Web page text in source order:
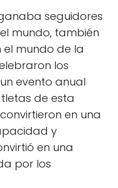
seguidores
mundo, también
el mundo de la
los
evento anual
de esta
en una
y
en una
por los